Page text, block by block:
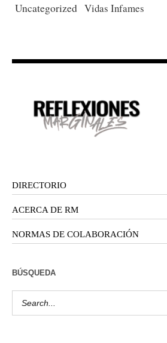
Uncategorized Vidas Infames
DIRECTORIO
ACERCA DE RM
NORMAS DE COLABORACIÓN
BÚSQUEDA